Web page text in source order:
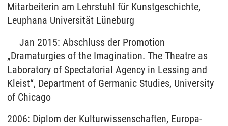
Mitarbeiterin am Lehrstuhl für Kunstgeschichte,
Leuphana Universität Lüneburg
Jan 2015: Abschluss der Promotion
„Dramaturgies of the Imagination. The Theatre as
Laboratory of Spectatorial Agency in Lessing and
Kleist“, Department of Germanic Studies, University
of Chicago
2006: Diplom der Kulturwissenschaften, Europa-